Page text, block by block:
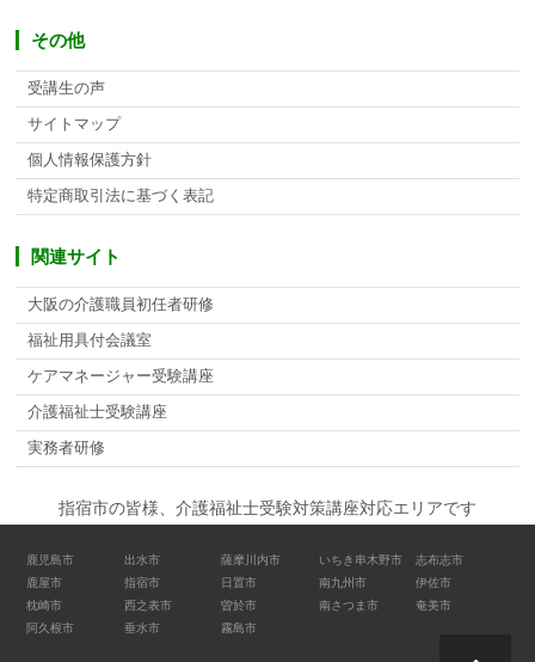
その他
受講生の声
サイトマップ
個人情報保護方針
特定商取引法に基づく表記
関連サイト
大阪の介護職員初任者研修
福祉用具付会議室
ケアマネージャー受験講座
介護福祉士受験講座
実務者研修
指宿市の皆様、介護福祉士受験対策講座対応エリアです
鹿児島市
鹿屋市
枕崎市
阿久根市
出水市
指宿市
西之表市
垂水市
薩摩川内市
日置市
曽於市
霧島市
いちき串木野市
南九州市
南さつま市
志布志市
伊佐市
奄美市